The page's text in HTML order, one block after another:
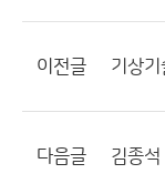
이전글
다음글